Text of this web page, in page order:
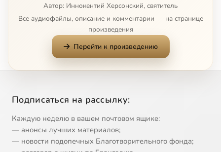
11 11. Бегство в Египет, избиение младенцев и возвращение Святого Семейства в Назарет 30:56
Автор: Иннокентий Херсонский, святитель
Все аудиофайлы, описание и комментарии — на странице
произведения
Перейти к произведению
Подписаться на рассылку:
Каждую неделю в вашем почтовом ящике:
— анонсы лучших материалов;
— новости подопечных Благотворительного фонда;